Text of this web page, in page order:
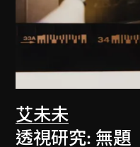
艾未未
透視研究: 無題